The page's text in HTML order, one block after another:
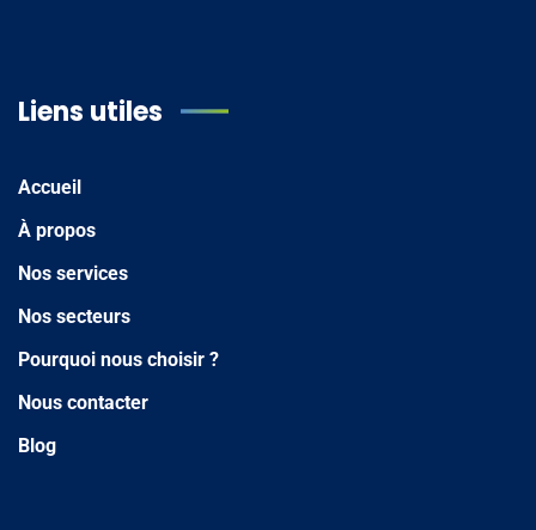
Liens utiles
Accueil
À propos
Nos services
Nos secteurs
Pourquoi nous choisir ?
Nous contacter
Blog